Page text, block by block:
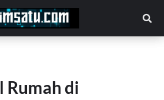
Rumah di